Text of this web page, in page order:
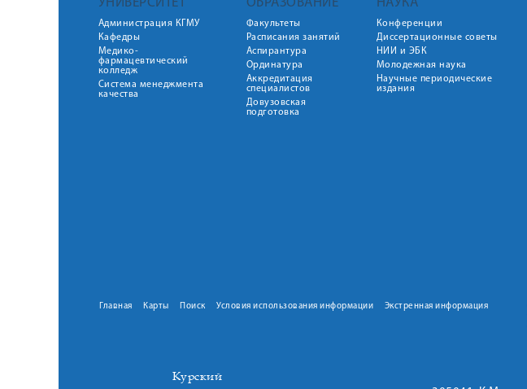
УНИВЕРСИТЕТ
Администрация КГМУ
Кафедры
Медико-
фармацевтический
колледж
Система менеджмента
качества
ОБРАЗОВАНИЕ
Факультеты
Расписания занятий
Аспирантура
Ординатура
Аккредитация
специалистов
Довузовская
подготовка
НАУКА
Конференции
Диссертационные советы
НИИ и ЭБК
Молодежная наука
Научные периодические
издания
Главная Карты Поиск Условия использования информации Экстренная информация
Курский